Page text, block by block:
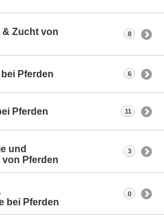
Zucht von
8
Pferden 6
Pferden 11
und
von Pferden
3
bei Pferden
0